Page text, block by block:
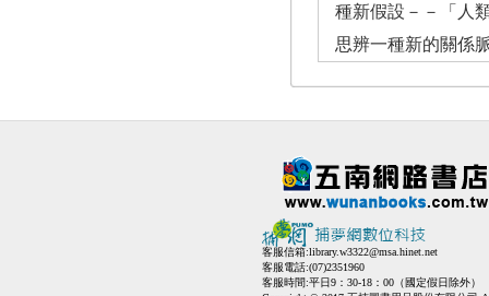
種新假設－－「人
思辨一種新的關係
客服信箱:library.w3322@msa.hinet.net
客服電話:(07)2351960
客服時間:平日9：30-18：00（國定假日除外）